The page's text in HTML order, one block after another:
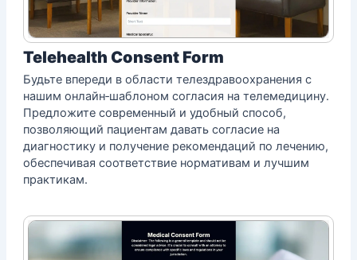
Telehealth Consent Form
Будьте впереди в области телездравоохранения с
нашим онлайн‑шаблоном согласия на телемедицину.
Предложите современный и удобный способ,
позволяющий пациентам давать согласие на
диагностику и получение рекомендаций по лечению,
обеспечивая соответствие нормативам и лучшим
практикам.